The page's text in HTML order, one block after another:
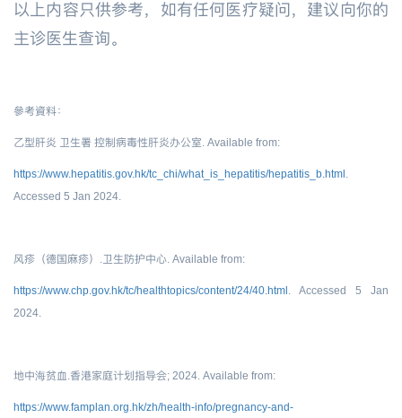
以上内容只供参考，如有任何医疗疑问，建议向你的
主诊医生查询。
參考資料：
乙型肝炎 卫生署 控制病毒性肝炎办公室. Available from:
https://www.hepatitis.gov.hk/tc_chi/what_is_hepatitis/hepatitis_b.html .
Accessed 5 Jan 2024.
风疹（德国麻疹）.卫生防护中心. Available from:
https://www.chp.gov.hk/tc/healthtopics/content/24/40.html . Accessed 5 Jan
2024.
地中海贫血.香港家庭计划指导会; 2024. Available from:
https://www.famplan.org.hk/zh/health-info/pregnancy-and-